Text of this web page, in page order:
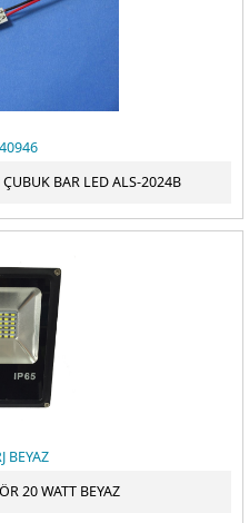
BAR LED ALS-2024B
BEYAZ
20 WATT BEYAZ